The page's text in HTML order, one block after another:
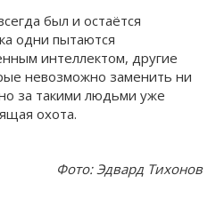
был и остаётся
одни пытаются
интеллектом, другие
невозможно заменить ни
за такими людьми уже
охота.
Фото: Эдвард Тихонов